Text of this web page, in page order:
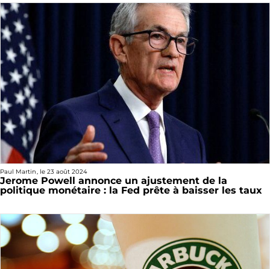
Paul Martin, le 23 août 2024
Jerome Powell annonce un ajustement de la
politique monétaire : la Fed prête à baisser les taux